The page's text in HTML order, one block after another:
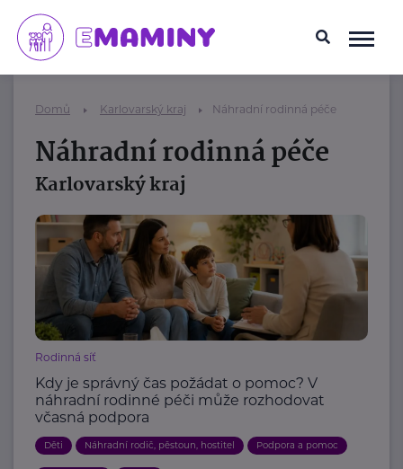
Domů Karlovarský kraj Náhradní rodinná péče
Náhradní rodinná péče
Karlovarský kraj
Rodinná síť
Kdy je správný čas požádat o pomoc? V
náhradní rodinné péči může rozhodovat
včasná podpora
Děti Náhradní rodič, pěstoun, hostitel Podpora a pomoc